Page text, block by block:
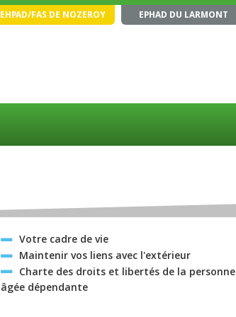
EHPAD/FAS DE NOZEROY
EPHAD DU LARMONT
Votre cadre de vie
Maintenir vos liens avec l'extérieur
Charte des droits et libertés de la personne
âgée dépendante